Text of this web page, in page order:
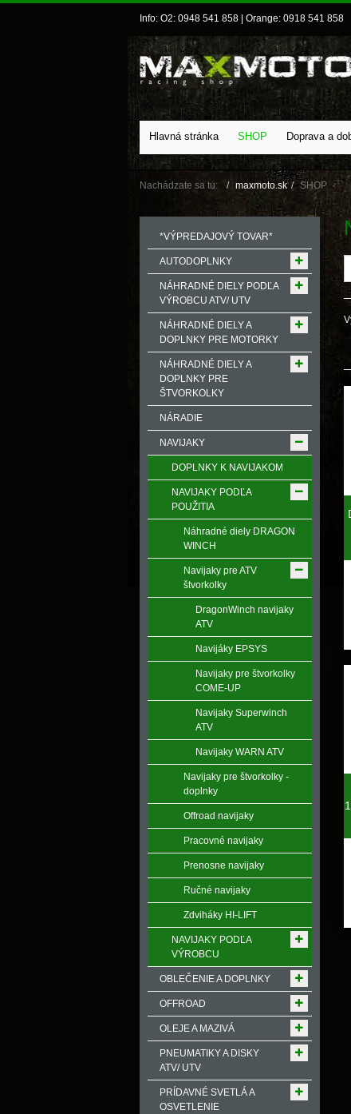
Info: O2: 0948 541 858 | Orange: 0918 541 858
Hlavná stránka SHOP Doprava a
Nachádzate sa tu: maxmoto.sk SHOP
*VÝPREDAJOVÝ TOVAR*
AUTODOPLNKY
NÁHRADNÉ DIELY PODĽA
VÝROBCU ATV/ UTV
NÁHRADNÉ DIELY A
DOPLNKY PRE MOTORKY
NÁHRADNÉ DIELY A
DOPLNKY PRE
ŠTVORKOLKY
NÁRADIE
NAVIJAKY
DOPLNKY K NAVIJAKOM
NAVIJAKY PODĽA
POUŽITIA
Náhradné diely DRAGON
WINCH
Navijaky pre ATV
štvorkolky
DragonWinch navijaky
ATV
Navijáky EPSYS
Navijaky pre štvorkolky
COME-UP
Navijaky Superwinch
ATV
Navijaky WARN ATV
Navijaky pre štvorkolky -
doplnky
Offroad navijaky
Pracovné navijaky
Prenosne navijaky
Ručné navijaky
Zdviháky HI-LIFT
NAVIJAKY PODĽA
VÝROBCU
OBLEČENIE A DOPLNKY
OFFROAD
OLEJE A MAZIVÁ
PNEUMATIKY A DISKY
ATV/ UTV
PRÍDAVNÉ SVETLÁ A
OSVETLENIE